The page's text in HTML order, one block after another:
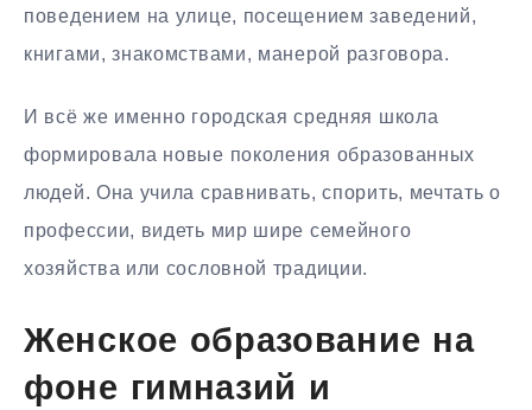
поведением на улице, посещением заведений,
книгами, знакомствами, манерой разговора.
И всё же именно городская средняя школа
формировала новые поколения образованных
людей. Она учила сравнивать, спорить, мечтать о
профессии, видеть мир шире семейного
хозяйства или сословной традиции.
Женское образование на
фоне гимназий и